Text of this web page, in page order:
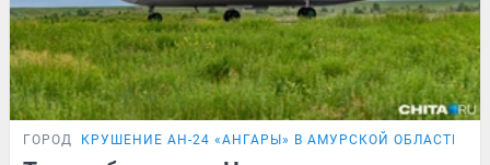
ГОРОД КРУШЕНИЕ АН-24 «АНГАРЫ» В АМУРСКОЙ ОБЛАСТИ